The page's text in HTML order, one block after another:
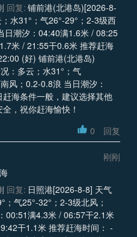
回复: 铺前港(北港岛)[2026-8-
水31°；气26°-29°；2-3级西
日潮汐：04:40满1.6米 / 08:25
米 / 21:55干0.6米 推荐赶海
前港(北港岛)
：多云；水31°；气
风；0.2-0.8浪 当日潮汐：
海条件一般，建议选择其他
，祝你赶海愉快！
0 回复
刚刚
回复: 日照港[2026-8-8] 天气
；气25°-32°；2-3级北风；
00:51满4.3米 / 06:57干2.1米
干1.1米 推荐赶海时间： -